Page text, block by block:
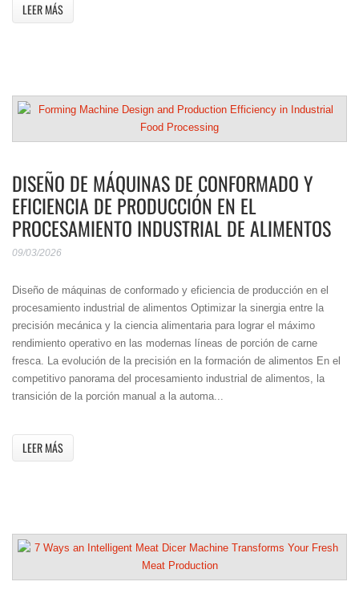
LEER MÁS
DISEÑO DE MÁQUINAS DE CONFORMADO Y
EFICIENCIA DE PRODUCCIÓN EN EL
PROCESAMIENTO INDUSTRIAL DE ALIMENTOS
09/03/2026
Diseño de máquinas de conformado y eficiencia de producción en el
procesamiento industrial de alimentos Optimizar la sinergia entre la
precisión mecánica y la ciencia alimentaria para lograr el máximo
rendimiento operativo en las modernas líneas de porción de carne
fresca. La evolución de la precisión en la formación de alimentos En el
competitivo panorama del procesamiento industrial de alimentos, la
transición de la porción manual a la automa...
LEER MÁS